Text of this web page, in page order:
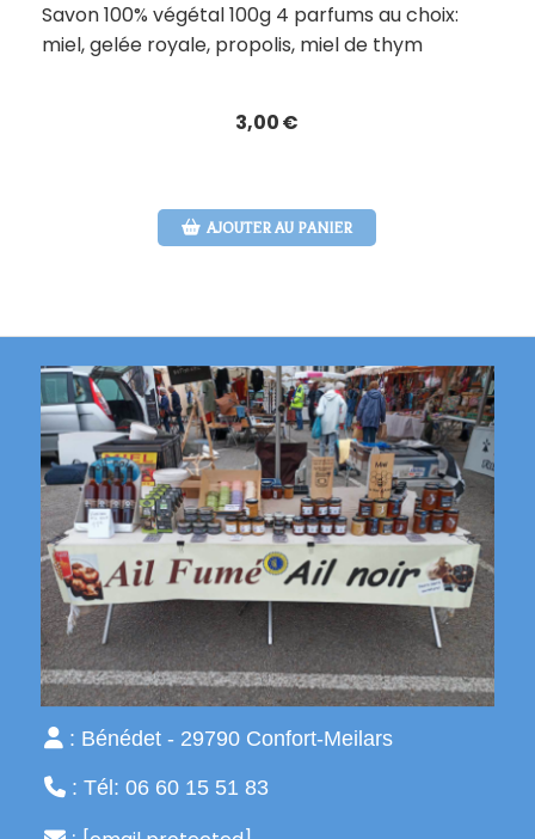
Savon 100% végétal 100g 4 parfums au choix:
miel, gelée royale, propolis, miel de thym
3,00€
AJOUTER AU PANIER
 : Bénédet - 29790 Confort-Meilars
 : Tél: 06 60 15 51 83